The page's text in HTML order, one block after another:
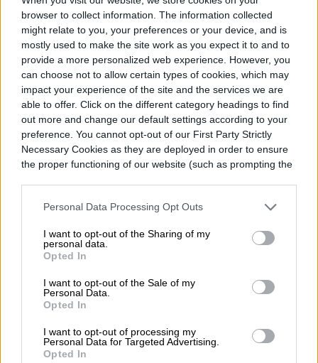
browser to collect information. The information collected
might relate to you, your preferences or your device, and is
mostly used to make the site work as you expect it to and to
provide a more personalized web experience. However, you
can choose not to allow certain types of cookies, which may
impact your experience of the site and the services we are
able to offer. Click on the different category headings to find
out more and change our default settings according to your
preference. You cannot opt-out of our First Party Strictly
Necessary Cookies as they are deployed in order to ensure
the proper functioning of our website (such as prompting the
Personal Data Processing Opt Outs
I want to opt-out of the Sharing of my
personal data.
Opted In
I want to opt-out of the Sale of my
Personal Data.
Opted In
I want to opt-out of processing my
Personal Data for Targeted Advertising.
Opted In
computación, y es posible implementar
circuitos lógicos básicos y circuitos
electrónicos básicos con micelio», dice
Adamatzky. «En el futuro, podemos cultivar
computadoras de micelio y dispositivos de
control más avanzados».
Diego Bastarrica
Senior Editor
Diego Bastarrica es Senior Editor y Head of
Content en Digital Trends en Español,
donde lidera la estrategia editorial, SEO…